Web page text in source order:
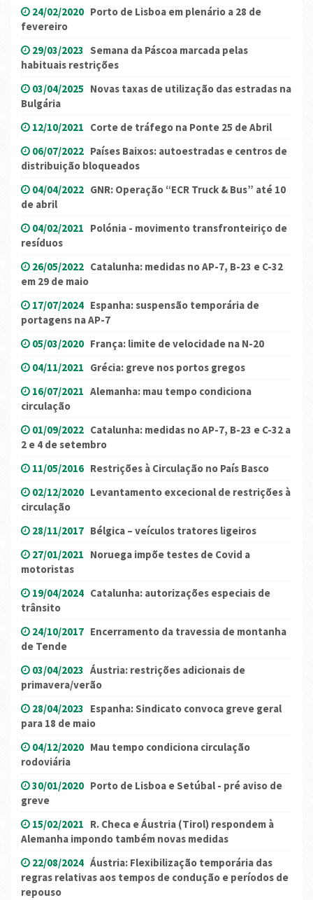
24/02/2020 Porto de Lisboa em plenário a 28 de
fevereiro
29/03/2023 Semana da Páscoa marcada pelas
habituais restrições
03/04/2025 Novas taxas de utilização das estradas na
Bulgária
12/10/2021 Corte de tráfego na Ponte 25 de Abril
06/07/2022 Países Baixos: autoestradas e centros de
distribuição bloqueados
04/04/2022 GNR: Operação “ECR Truck & Bus” até 10
de abril
04/02/2021 Polónia - movimento transfronteiriço de
resíduos
26/05/2022 Catalunha: medidas no AP-7, B-23 e C-32
em 29 de maio
17/07/2024 Espanha: suspensão temporária de
portagens na AP-7
05/03/2020 França: limite de velocidade na N-20
04/11/2021 Grécia: greve nos portos gregos
16/07/2021 Alemanha: mau tempo condiciona
circulação
01/09/2022 Catalunha: medidas no AP-7, B-23 e C-32 a
2 e 4 de setembro
11/05/2016 Restrições à Circulação no País Basco
02/12/2020 Levantamento excecional de restrições à
circulação
28/11/2017 Bélgica – veículos tratores ligeiros
27/01/2021 Noruega impõe testes de Covid a
motoristas
19/04/2024 Catalunha: autorizações especiais de
trânsito
24/10/2017 Encerramento da travessia de montanha
de Tende
03/04/2023 Áustria: restrições adicionais de
primavera/verão
28/04/2023 Espanha: Sindicato convoca greve geral
para 18 de maio
04/12/2020 Mau tempo condiciona circulação
rodoviária
30/01/2020 Porto de Lisboa e Setúbal - pré aviso de
greve
15/02/2021 R. Checa e Áustria (Tirol) respondem à
Alemanha impondo também novas medidas
22/08/2024 Áustria: Flexibilização temporária das
regras relativas aos tempos de condução e períodos de
repouso